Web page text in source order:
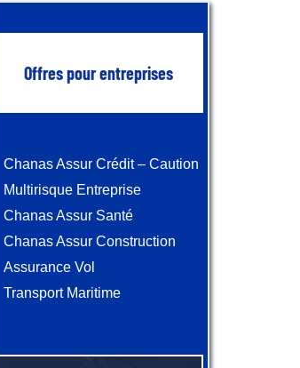
Offres pour entreprises
Chanas Assur Crédit – Caution
Multirisque Entreprise
Chanas Assur Santé
Chanas Assur Construction
Assurance Vol
Transport Maritime